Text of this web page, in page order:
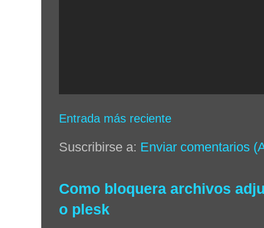
Entrada más reciente
Suscribirse a: Enviar comentarios
Como bloquera archivos
o plesk